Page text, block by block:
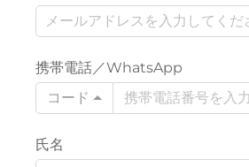
携帯電話／WhatsApp
コード
氏名